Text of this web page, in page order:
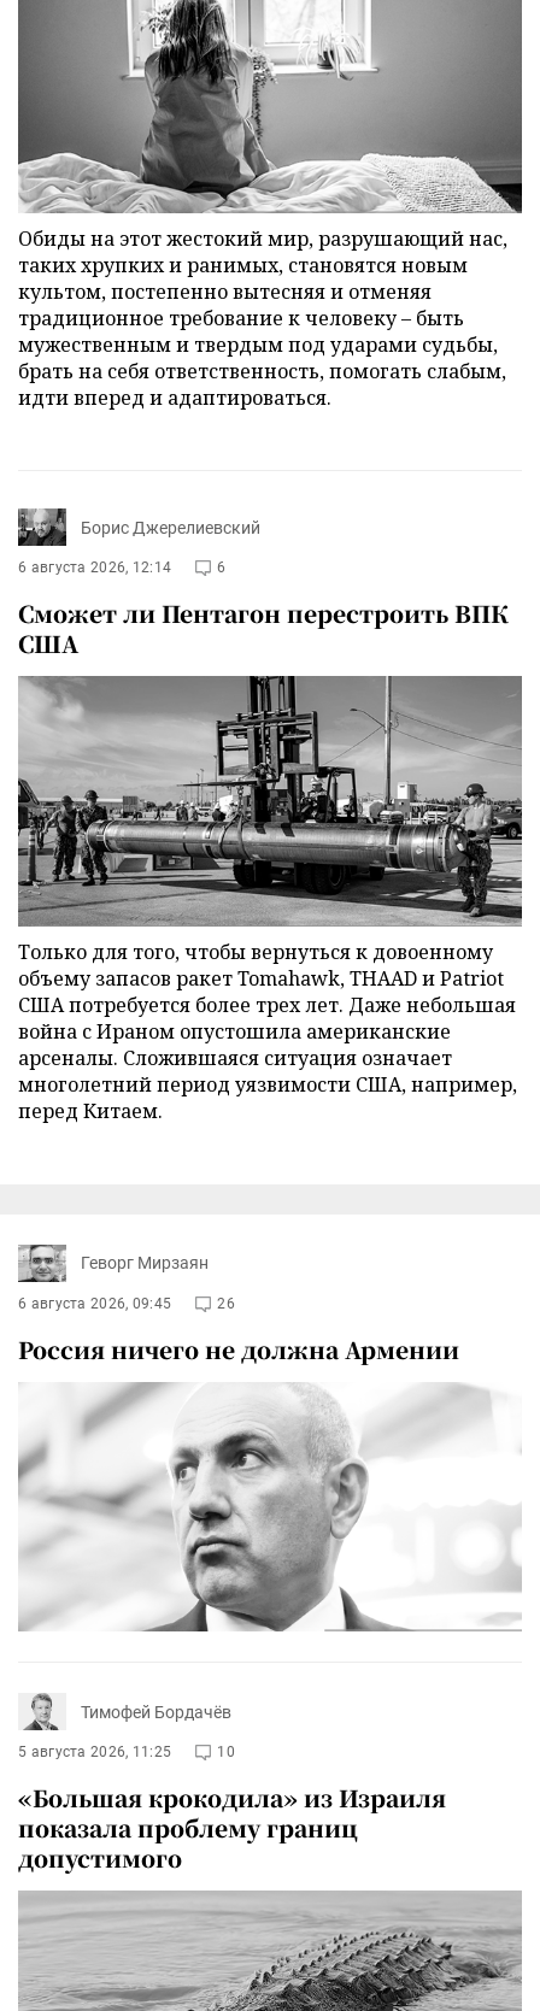
Обиды на этот жестокий мир, разрушающий нас,
таких хрупких и ранимых, становятся новым
культом, постепенно вытесняя и отменяя
традиционное требование к человеку – быть
мужественным и твердым под ударами судьбы,
брать на себя ответственность, помогать слабым,
идти вперед и адаптироваться.
Борис Джерелиевский
6 августа 2026, 12:14 6
Сможет ли Пентагон перестроить ВПК
США
Только для того, чтобы вернуться к довоенному
объему запасов ракет Tomahawk, THAAD и Patriot
США потребуется более трех лет. Даже небольшая
война с Ираном опустошила американские
арсеналы. Сложившаяся ситуация означает
многолетний период уязвимости США, например,
перед Китаем.
Геворг Мирзаян
6 августа 2026, 09:45 26
Россия ничего не должна Армении
Тимофей Бордачёв
5 августа 2026, 11:25 10
«Большая крокодила» из Израиля
показала проблему границ
допустимого